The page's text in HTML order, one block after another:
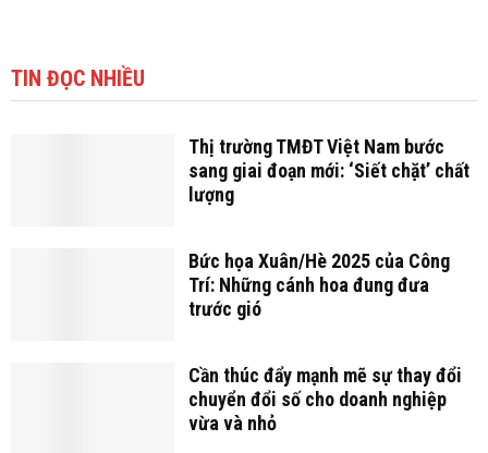
TIN ĐỌC NHIỀU
Thị trường TMĐT Việt Nam bước
sang giai đoạn mới: ‘Siết chặt’ chất
lượng
Bức họa Xuân/Hè 2025 của Công
Trí: Những cánh hoa đung đưa
trước gió
Cần thúc đẩy mạnh mẽ sự thay đổi
chuyển đổi số cho doanh nghiệp
vừa và nhỏ